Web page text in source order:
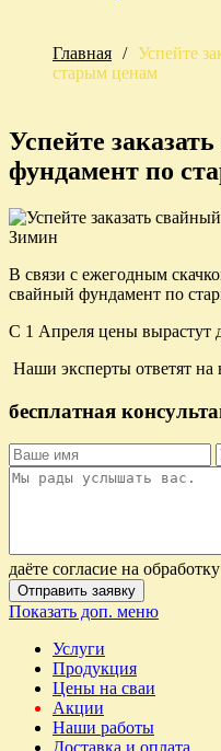
Главная / Успейте
старым ценам
Успейте
фундамент по
В связи с ежегодным
свайный фундамент по
С 1 Апреля цены вырастут
Наши эксперты ответят
бесплатная
даёте согласие на
Отправить заявку
Показать доп. меню
Услуги
Продукция
Цены на сваи
Акции
Наши работы